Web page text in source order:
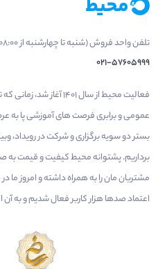
تلفن واحد فروش (شنبه تا چهارشنبه از 08:00 الی 17:00)
021-57605999
فعالیت محیط از سال 1401
عمومی و برابری فرصت های آموزشی پا به
بستر دو سویه برگزاری و شرکت در رویداد،
برداریم. پشتوانه محیط کیفیت و قیمت
مشتریان مان را به همراه داشته و امروز
اعتماد صدها هزار کاربر فعال شدیم و به آن